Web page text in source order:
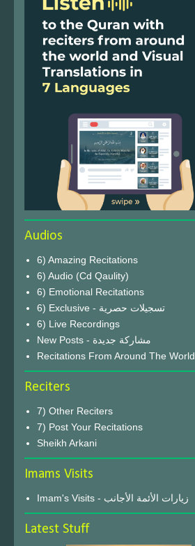
Audios
6) Amazing Recitations
6) Audio (Cd Qaulity)
6) Emotional Recitations
6) Exclusive - تسجيلات حصرية
6) Live Recordings
New Posts - مشاركة جديدة
Recitations From Around The World
Reciters
7) Other Reciters
7) Post Your Recitations
Sheikh Arkani
Imams Visits
Imam's Visits - زيارات الأئمة الأجانب
Latest Stuff